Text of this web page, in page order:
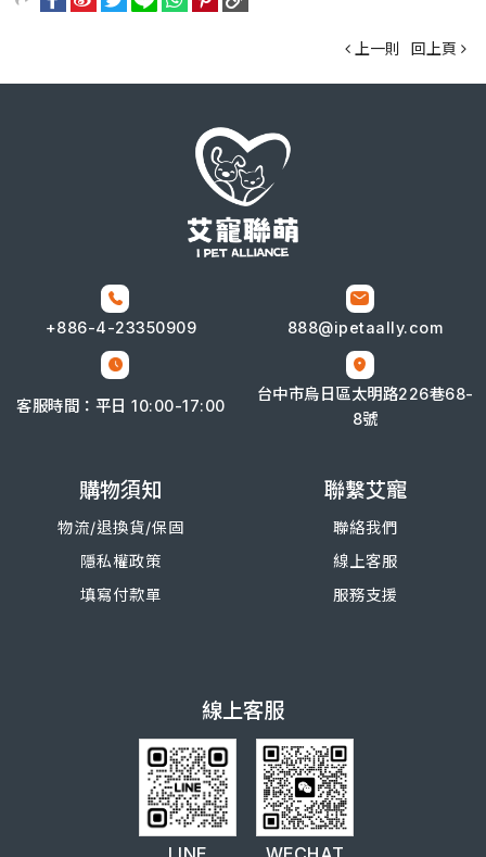
上一則 回上頁
+886-4-23350909 888@ipetaally.com
客服時間：平日 10:00-17:00
台中市烏日區太明路226巷68-
8號
購物須知
物流/退換貨/保固
隱私權政策
填寫付款單
聯繫艾寵
聯絡我們
線上客服
服務支援
線上客服